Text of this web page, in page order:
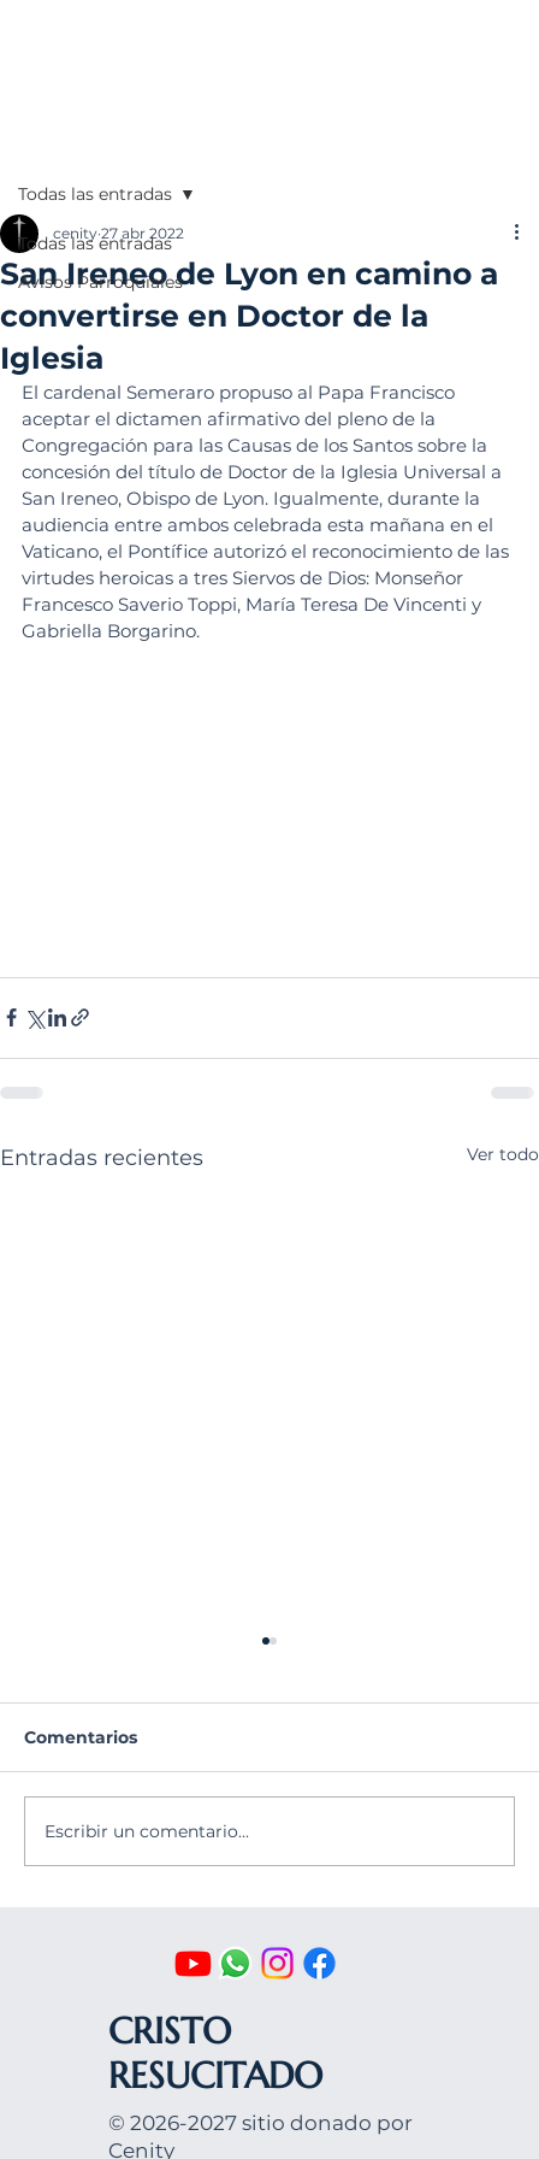
Todas las entradas
Avisos Parroquiales
Todas las entradas
San Ireneo de Lyon en camino a
convertirse en Doctor de la
Iglesia
cenity 27 abr 2022
El cardenal Semeraro propuso al Papa Francisco
aceptar el dictamen afirmativo del pleno de la
Congregación para las Causas de los Santos sobre la
concesión del título de Doctor de la Iglesia Universal a
San Ireneo, Obispo de Lyon. Igualmente, durante la
audiencia entre ambos celebrada esta mañana en el
Vaticano, el Pontífice autorizó el reconocimiento de las
virtudes heroicas a tres Siervos de Dios: Monseñor
Francesco Saverio Toppi, María Teresa De Vincenti y
Gabriella Borgarino.
Entradas recientes Ver todo
diálogo ecuménico
Comentarios
Escribir un comentario...
CRISTO
RESUCITADO
© 2026-2027 sitio donado por
Cenity